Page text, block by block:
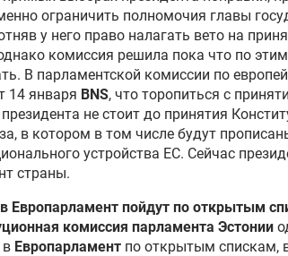
ограничить полномочия главы
у него право налагать вето на
комиссия решила пока что по
В парламентской комиссии по
14 января BNS, что торопиться с
не стоит до принятия
в котором в том числе будут
устройства ЕС. Сейчас
страны.
Европарламент пойдут по открытым
комиссия парламента Эстонии
Европарламент по открытым спискам,